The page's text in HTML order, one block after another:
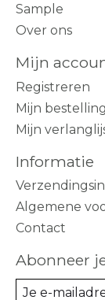
Sample
Over ons
Mijn
Registreren
Mijn
Mijn
Informatie
Algemene
Contact
Abonneer